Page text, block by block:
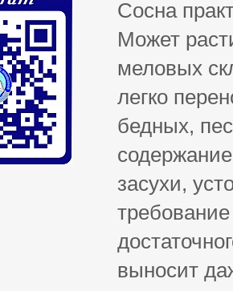
Сосна
Может
меловых
легко
бедных,
засухи,
выносит